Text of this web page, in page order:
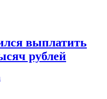
выплатить
рублей